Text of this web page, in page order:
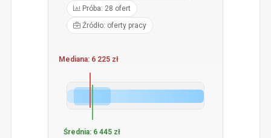
Próba: 28 ofert
Źródło: oferty pracy
Mediana: 6 225 zł
Średnia: 6 445 zł